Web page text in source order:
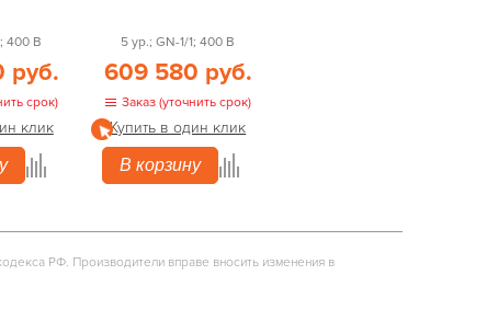
400 В
руб.
срок)
клик
5 ур.; GN-1/1; 400 В
609 580 руб.
Заказ (уточнить срок)
Купить в один клик
В корзину
РФ. Производители вправе вносить изменения в